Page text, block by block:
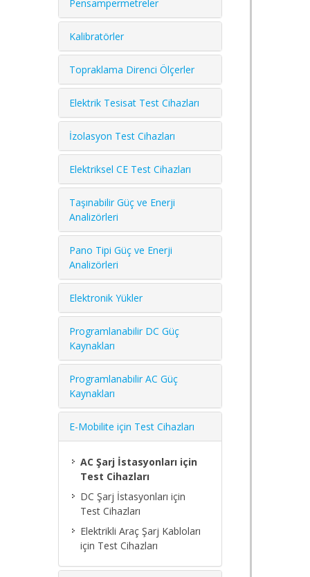
Pensampermetreler
Kalibratörler
Topraklama Direnci Ölçerler
Elektrik Tesisat Test Cihazları
İzolasyon Test Cihazları
Elektriksel CE Test Cihazları
Taşınabilir Güç ve Enerji
Analizörleri
Pano Tipi Güç ve Enerji
Analizörleri
Elektronik Yükler
Programlanabilir DC Güç
Kaynakları
Programlanabilir AC Güç
Kaynakları
E-Mobilite için Test Cihazları
AC Şarj İstasyonları için
Test Cihazları
DC Şarj İstasyonları için
Test Cihazları
Elektrikli Araç Şarj Kabloları
için Test Cihazları